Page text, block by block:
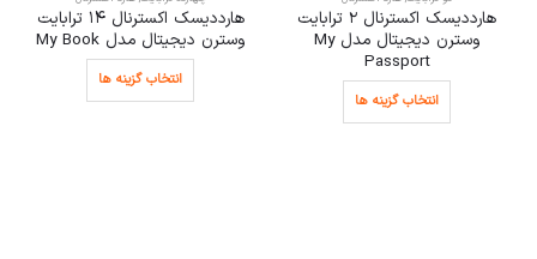
هارددیسک اکسترنال 2 ترابایت
هارددیسک اکسترنال 14 ترابایت
وسترن دیجیتال مدل My Book
انتخاب گزینه ها
Desktop
انتخاب گزینه ها